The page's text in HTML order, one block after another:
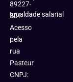
89227-
301
Acesso
pela
rua
Pasteur
CNPJ:
Igualdade salarial